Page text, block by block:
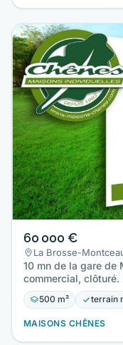
60 000 €
La Brosse-
10 mn de la gare de
commercial,
500 m² à LA…
500 m² terrain
MAISONS CHÊNES